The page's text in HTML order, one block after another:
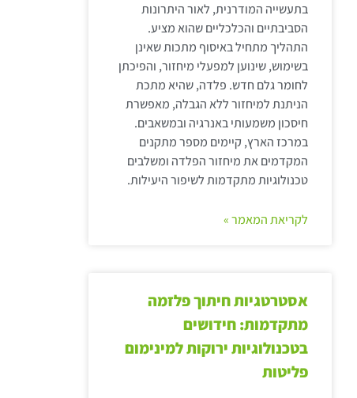
בתעשייה המודרנית, לאור היתרונות
הסביבתיים והכלכליים שהוא מציע.
התהליך מתחיל באיסוף מתכות שאינן
בשימוש, שינוען למפעלי מיחזור, והפיכתן
לחומר גלם חדש. פלדה, שהיא מתכת
הניתנת למיחזור ללא הגבלה, מאפשרת
חיסכון משמעותי באנרגיה ובמשאבים.
במרכז הארץ, קיימים מספר מתקנים
המקדמים את מיחזור הפלדה ומשלבים
טכנולוגיות מתקדמות לשיפור היעילות.
לקריאת המאמר »
אסטרטגיות חיתוך פלזמה
מתקדמות: חידושים
בטכנולוגיות ירוקות למינימום
פליטות